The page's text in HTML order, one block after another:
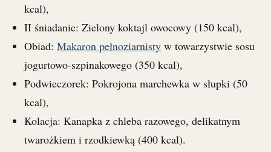
kcal),
II śniadanie: Zielony koktajl owocowy (150 kcal),
Obiad: Makaron pełnoziarnisty w towarzystwie sosu
jogurtowo-szpinakowego (350 kcal),
Podwieczorek: Pokrojona marchewka w słupki (50
kcal),
Kolacja: Kanapka z chleba razowego, delikatnym
twarożkiem i rzodkiewką (400 kcal).